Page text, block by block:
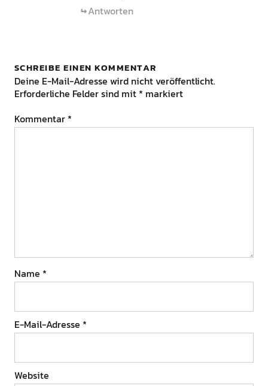
Antworten
SCHREIBE EINEN KOMMENTAR
Deine E-Mail-Adresse wird nicht veröffentlicht.
Erforderliche Felder sind mit * markiert
Kommentar *
Name *
E-Mail-Adresse *
Website